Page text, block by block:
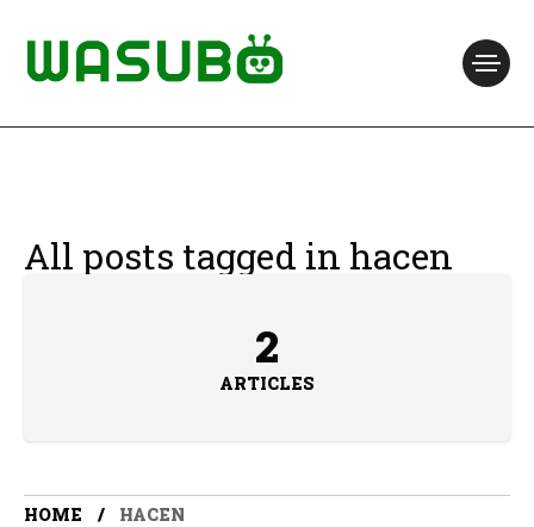
All posts tagged in hacen
2
ARTICLES
HOME HACEN